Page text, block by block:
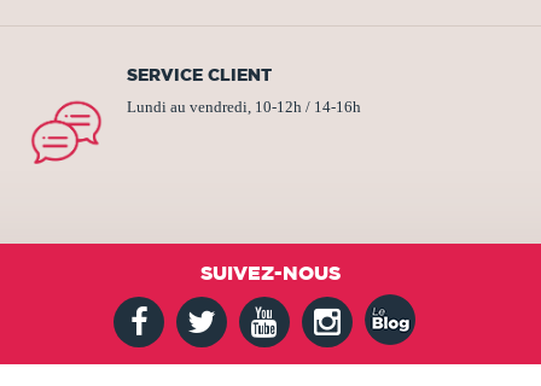
SERVICE CLIENT
Lundi au vendredi, 10-12h / 14-16h
SUIVEZ-NOUS